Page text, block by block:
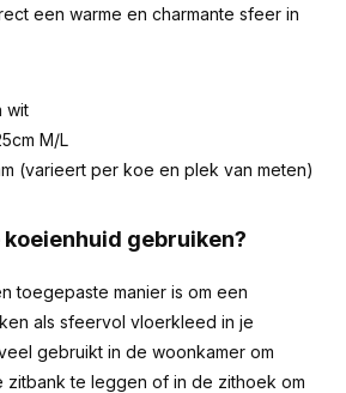
een warme en charmante sfeer in
wit
M/L
(varieert per koe en plek van meten)
koeienhuid gebruiken?
toegepaste manier is om een
als sfeervol vloerkleed in je
gebruikt in de woonkamer om
te leggen of in de zithoek om